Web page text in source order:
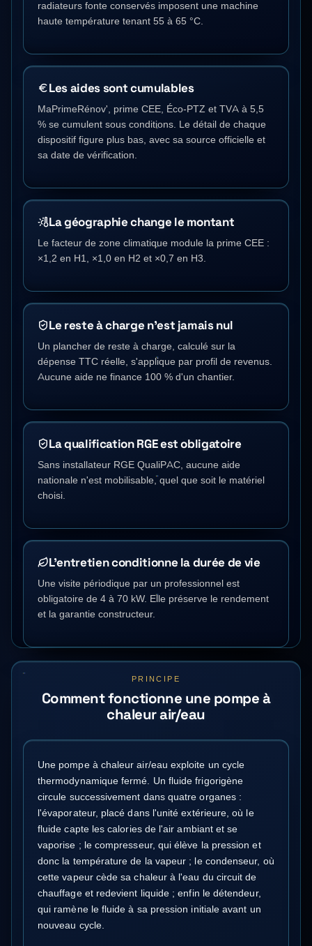
radiateurs fonte conservés imposent une machine
haute température tenant 55 à 65 °C.
Les aides sont cumulables
MaPrimeRénov', prime CEE, Éco-PTZ et TVA à 5,5
% se cumulent sous conditions. Le détail de chaque
dispositif figure plus bas, avec sa source officielle et
sa date de vérification.
La géographie change le montant
Le facteur de zone climatique module la prime CEE :
×1,2 en H1, ×1,0 en H2 et ×0,7 en H3.
Le reste à charge n'est jamais nul
Un plancher de reste à charge, calculé sur la
dépense TTC réelle, s'applique par profil de revenus.
Aucune aide ne finance 100 % d'un chantier.
La qualification RGE est obligatoire
Sans installateur RGE QualiPAC, aucune aide
nationale n'est mobilisable, quel que soit le matériel
choisi.
L'entretien conditionne la durée de vie
Une visite périodique par un professionnel est
obligatoire de 4 à 70 kW. Elle préserve le rendement
et la garantie constructeur.
PRINCIPE
Comment fonctionne une pompe à
chaleur air/eau
Une pompe à chaleur air/eau exploite un cycle
thermodynamique fermé. Un fluide frigorigène
circule successivement dans quatre organes :
l'évaporateur, placé dans l'unité extérieure, où le
fluide capte les calories de l'air ambiant et se
vaporise ; le compresseur, qui élève la pression et
donc la température de la vapeur ; le condenseur, où
cette vapeur cède sa chaleur à l'eau du circuit de
chauffage et redevient liquide ; enfin le détendeur,
qui ramène le fluide à sa pression initiale avant un
nouveau cycle.